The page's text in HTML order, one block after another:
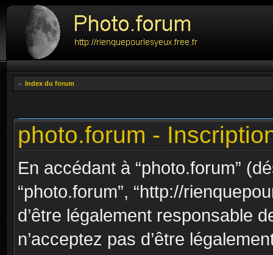
Index du forum
photo.forum -
En accédant à “photo.forum”
“photo.forum”, “http://
d’être légalement responsable
n’acceptez pas d’être